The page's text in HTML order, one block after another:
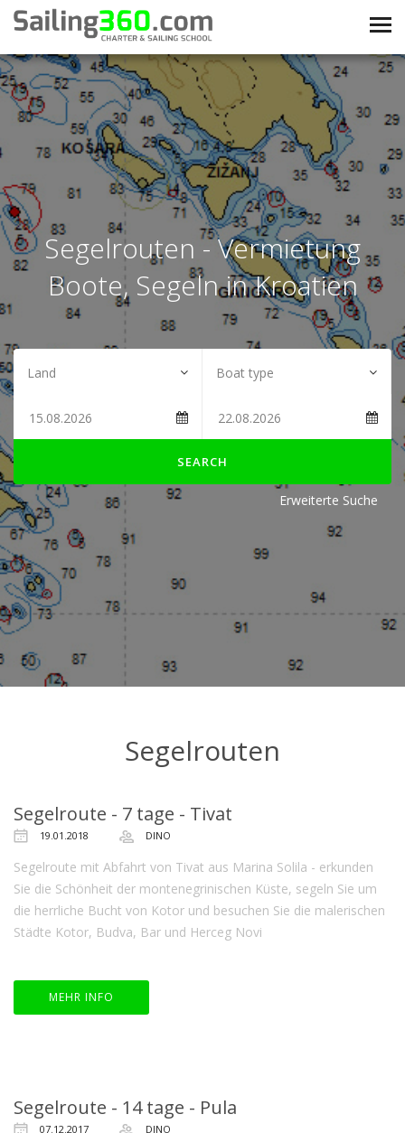
Segelrouten - Vermietung
Boote, Segeln in Kroatien
SEARCH
Erweiterte Suche
Segelrouten
Segelroute - 7 tage - Tivat
19.01.2018 DINO
Segelroute mit Abfahrt von Tivat aus Marina Solila - erkunden
Sie die Schönheit der montenegrinischen Küste, segeln Sie um
die herrliche Bucht von Kotor und besuchen Sie die malerischen
Städte Kotor, Budva, Bar und Herceg Novi
MEHR INFO
Segelroute - 14 tage - Pula
07.12.2017 DINO